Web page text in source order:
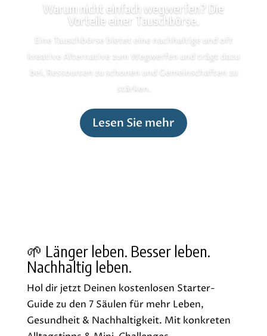
Warum nicht einfach wegwerfen? Die
Vorteile einer Tauschbörse.
Eine Tauschbörse bietet eine nachhaltige und oft
kreative Alternative zum Wegwerfen und trägt dazu
bei, Ressourcen zu schonen und Gemeinschaften zu
stärken.
Lesen Sie mehr
🌱 Länger leben. Besser leben.
Nachhaltig leben.
Hol dir jetzt Deinen kostenlosen Starter-
Guide zu den 7 Säulen für mehr Leben,
Gesundheit & Nachhaltigkeit. Mit konkreten